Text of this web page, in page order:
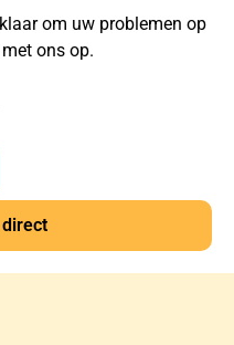
om uw problemen op
ons op.
direct